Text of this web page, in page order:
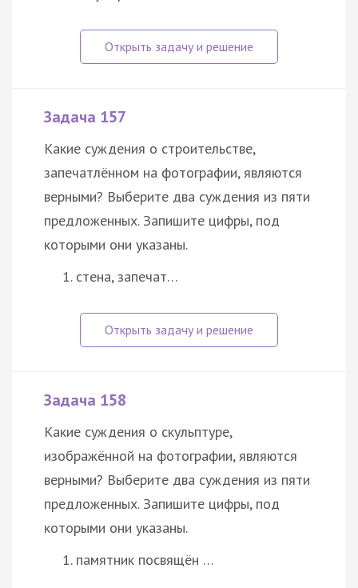
Задача 157
Какие суждения о строительстве,
запечатлённом на фотографии, являются
верными? Выберите два суждения из пяти
предложенных. Запишите цифры, под
которыми они указаны.
стена, запечат…
Задача 158
Какие суждения о скульптуре,
изображённой на фотографии, являются
верными? Выберите два суждения из пяти
предложенных. Запишите цифры, под
которыми они указаны.
памятник посвящён …